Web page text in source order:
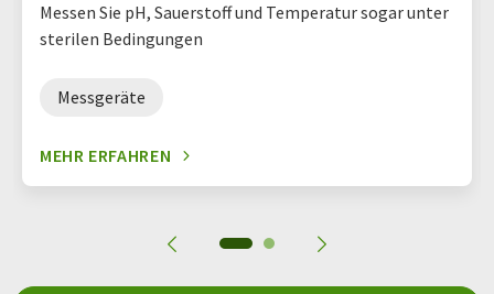
Messen Sie pH, Sauerstoff und Temperatur sogar unter
sterilen Bedingungen
Messgeräte
MEHR ERFAHREN